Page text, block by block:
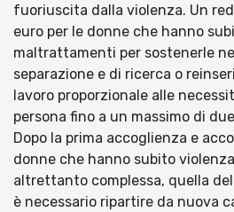
fuoriuscita dalla violenza. Un
euro per le donne che hanno
maltrattamenti per sostenerle
separazione e di ricerca o
lavoro proporzionale alle
persona fino a un massimo di
Dopo la prima accoglienza e
donne che hanno subito
altrettanto complessa, quella
è necessario ripartire da nuova